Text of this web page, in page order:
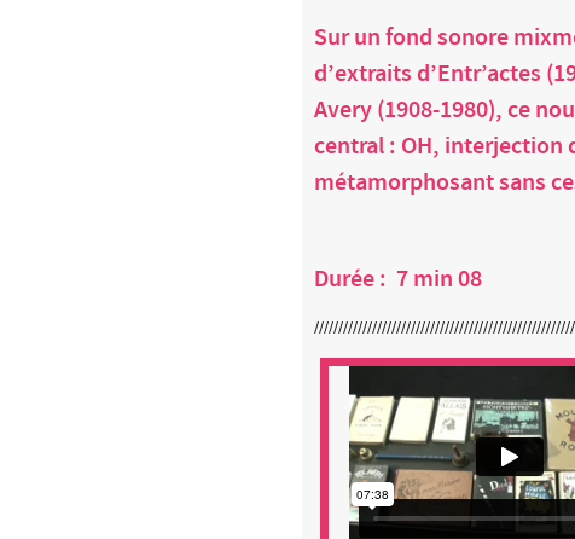
Sur un fond sonore
d’extraits d’Entr’actes
Avery (1908-1980), ce
central : OH, interjection
métamorphosant sans
Durée : 7 min 08